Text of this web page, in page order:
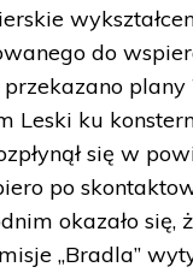
do
Leski ku
się w
po
okazało się,
„Bradla”